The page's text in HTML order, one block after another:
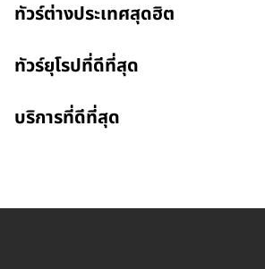
ทัวร์ต่างประเทศสุดฮิต
ทัวร์ยุโรปที่ดีที่สุด
บริการที่ดีที่สุด